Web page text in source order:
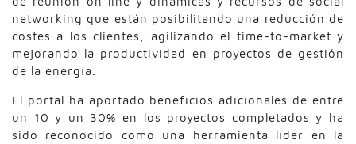
networking que están posibilitando una reducción de
costes a los clientes, agilizando el time-to-market y
mejorando la productividad en proyectos de gestión
de la energía.
El portal ha aportado beneficios adicionales de entre
un 10 y un 30% en los proyectos completados y ha
sido reconocido como una herramienta líder en la